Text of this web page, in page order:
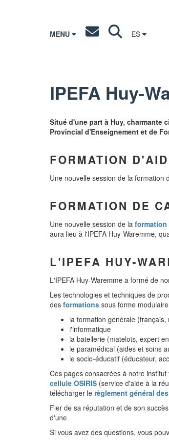
MENU ES
IPEFA Huy-
Situé d'une part à Huy, charmante
Provincial d'Enseignement et de
FORMATION
Une nouvelle session de la formation
FORMATION DE
Une nouvelle session de la formation
aura lieu à l'IPEFA Huy-Waremme,
L'IPEFA HUY-
L'IPEFA Huy-Waremme a formé de
Les technologies et techniques de
des formations sous forme
la formation générale
l'informatique
la batellerie (matelots, expert
le paramédical (aides et soins
le socio-éducatif (éducateur,
Ces pages consacrées à notre
cellule OSIRIS (service d'aide à la
télécharger le règlement général
Fier de sa réputation et de son
d'une
Si vous avez des questions, vous